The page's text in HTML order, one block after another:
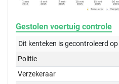
Gestolen voertuig controle
Dit kenteken is gecontroleerd op
Politie
Verzekeraar